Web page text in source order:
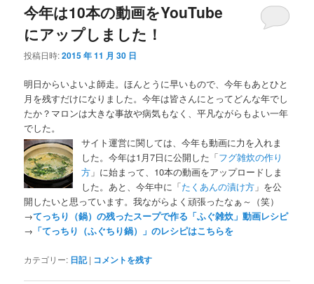
今年は10本の動画をYouTube
にアップしました！
投稿日時:2015 年 11 月 30 日
明日からいよいよ師走。ほんとうに早いもので、今年もあとひと
月を残すだけになりました。今年は皆さんにとってどんな年でし
たか？マロンは大きな事故や病気もなく、平凡ながらもよい一年
でした。
サイト運営に関しては、今年も動画に力を入れま
した。今年は1月7日に公開した「フグ雑炊の作り
方 」に始まって、10本の動画をアップロードしま
した。あと、今年中に「たくあんの漬け方 」を公
開したいと思っています。我ながらよく頑張ったなぁ～（笑）
→てっちり（鍋）の残ったスープで作る「ふぐ雑炊」動画レシピ
→ 「てっちり（ふぐちり鍋）」のレシピはこちらを
カテゴリー: 日記 | コメントを残す